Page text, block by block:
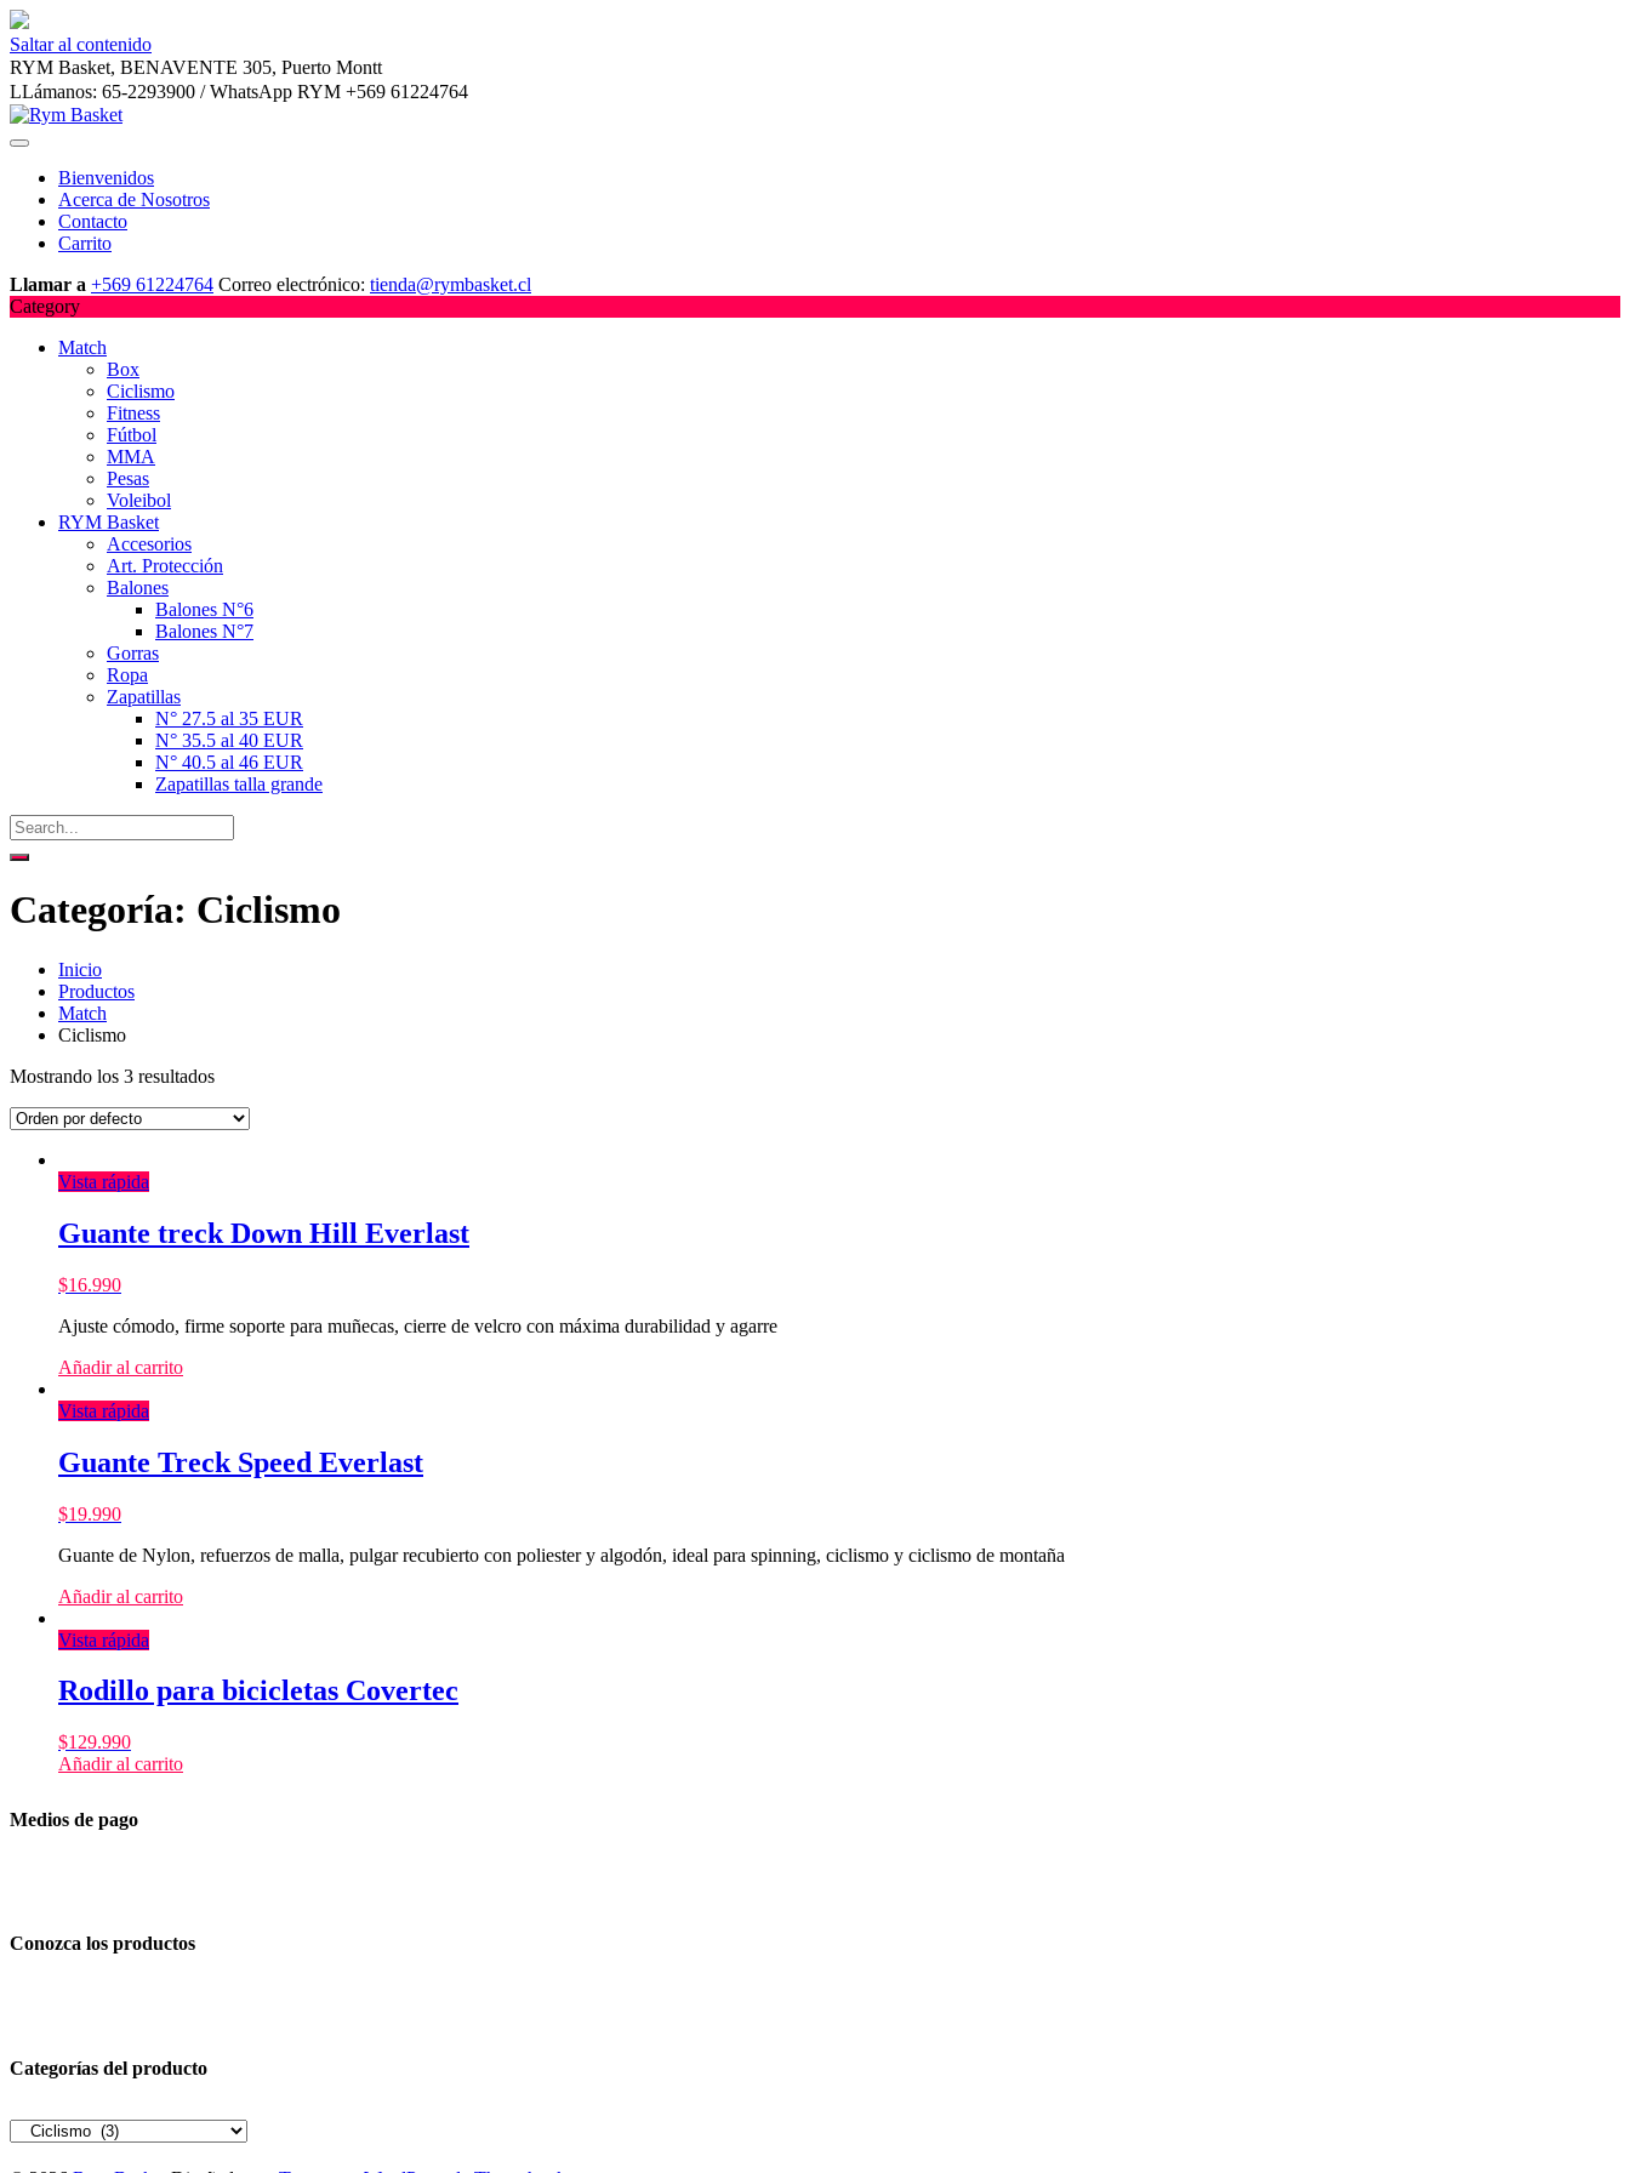
Saltar al contenido
RYM Basket, BENAVENTE 305, Puerto Montt
LLámanos: 65-2293900 / WhatsApp RYM +569 61224764
Bienvenidos
Acerca de Nosotros
Contacto
Carrito
Llamar a +569 61224764 Correo electrónico: tienda@rymbasket.cl
Category
Match
Box
Ciclismo
Fitness
Fútbol
MMA
Pesas
Voleibol
RYM Basket
Accesorios
Art. Protección
Balones
Balones N°6
Balones N°7
Gorras
Ropa
Zapatillas
N° 27.5 al 35 EUR
N° 35.5 al 40 EUR
N° 40.5 al 46 EUR
Zapatillas talla grande
Categoría: Ciclismo
Inicio
Productos
Match
Ciclismo
Mostrando los 3 resultados
Vista rápida
Guante treck Down Hill Everlast
$16.990
Ajuste cómodo, firme soporte para muñecas, cierre de velcro con máxima durabilidad y agarre
Añadir al carrito
Vista rápida
Guante Treck Speed Everlast
$19.990
Guante de Nylon, refuerzos de malla, pulgar recubierto con poliester y algodón, ideal para spinning, ciclismo y ciclismo de montaña
Añadir al carrito
Vista rápida
Rodillo para bicicletas Covertec
$129.990
Añadir al carrito
Medios de pago
Conozca los productos
Categorías del producto